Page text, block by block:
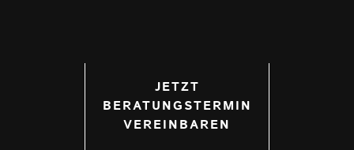
JETZT
BERATUNGSTERMIN
VEREINBAREN